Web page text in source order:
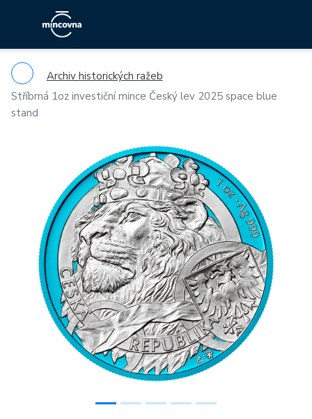
Archiv historických ražeb
Stříbrná 1oz investiční mince Český lev 2025 space blue
stand
Previous